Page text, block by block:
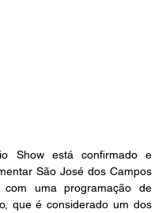
Show está confirmado e
São José dos Campos
com uma programação de
que é considerado um dos